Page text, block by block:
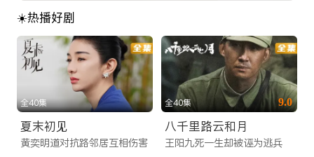
第三批文章
< h1 > 海外华人首选影视网站_免费高清电视剧 / 电影 / 央视直
播在线看 | iTalkBB TV
ITalkBB TV是专为海外华人打造的免费影视App及视频网站。提
供2025最新大陆电视剧、电影、综艺及央视卫视直播。高清画
☀️热播好剧
全40集
夏末初见
黄奕明道对抗路邻居互相伤害
全40集 9.0
八千里路云和月
王阳九死一生却被诬为逃兵